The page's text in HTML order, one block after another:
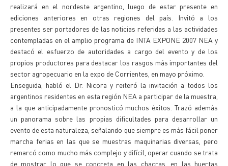
realizará en el nordeste argentino, luego de estar presente en
ediciones anteriores en otras regiones del país. Invitó a los
presentes ser portadores de las noticias referidas a las actividades
contempladas en el amplio programa de INTA EXPONE 2007 NEA y
destacó el esfuerzo de autoridades a cargo del evento y de los
propios productores para destacar los rasgos más importantes del
sector agropecuario en la expo de Corrientes, en mayo próximo.
Enseguida, habló el Dr. Nicora y reiteró la invitación a todos los
argentinos residentes en esta región NEA a participar de la muestra,
a la que anticipadamente pronosticó muchos éxitos. Trazó además
un panorama sobre las propias dificultades para desarrollar un
evento de esta naturaleza, señalando que siempre es más fácil poner
marcha ferias en las que se muestras maquinarias diversas, pero
remarcó como mucho más complejo y difícil, operar cuando se trata
de mostrar lo que se concreta en las chacras, en las huertas